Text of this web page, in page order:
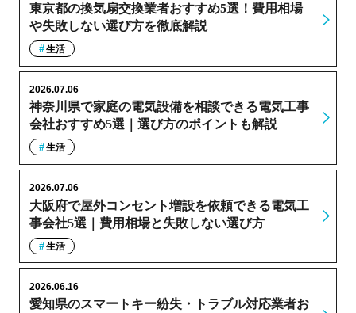
東京都の換気扇交換業者おすすめ5選！費用相場
や失敗しない選び方を徹底解説
生活
神奈川県で家庭の電気設備を相談できる電気工事
会社おすすめ5選｜選び方のポイントも解説
2026.07.06
生活
大阪府で屋外コンセント増設を依頼できる電気工
事会社5選｜費用相場と失敗しない選び方
2026.07.06
生活
愛知県のスマートキー紛失・トラブル対応業者お
2026.06.16